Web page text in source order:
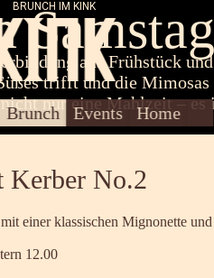
Brunch Events Home
Kontakt/Presse
Samstag
BRUNCH IM KINK
aus Frühstück
trifft und die Mimosas
nur eine Mahlzeit – es
Kerber No.2
einer klassischen Mignonette und
12.00